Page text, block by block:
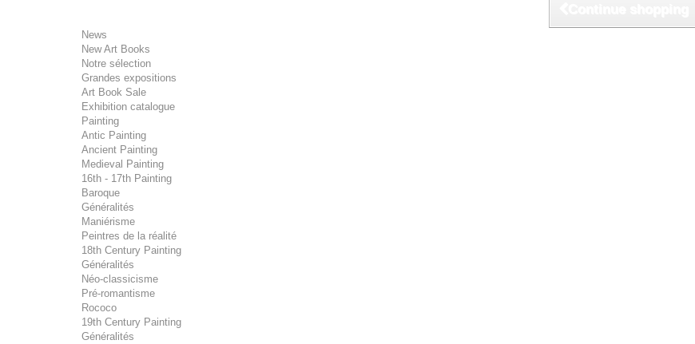
News
New Art Books
Notre sélection
Grandes expositions
Art Book Sale
Exhibition catalogue
Painting
Antic Painting
Ancient Painting
Medieval Painting
16th - 17th Painting
Baroque
Généralités
Maniérisme
Peintres de la réalité
18th Century Painting
Généralités
Néo-classicisme
Pré-romantisme
Rococo
19th Century Painting
Généralités